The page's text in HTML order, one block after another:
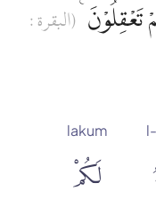
تَعْقِلُوْنَ
(البقرة :
lakum
لَكُمْ